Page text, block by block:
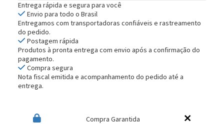
Entrega rápida e segura para você
Envio para todo o Brasil
Entregamos com transportadoras confiáveis e rastreamento
do pedido.
Postagem rápida
Produtos à pronta entrega com envio após a confirmação do
pagamento.
Compra segura
Nota fiscal emitida e acompanhamento do pedido até a
entrega.
Compra Garantida